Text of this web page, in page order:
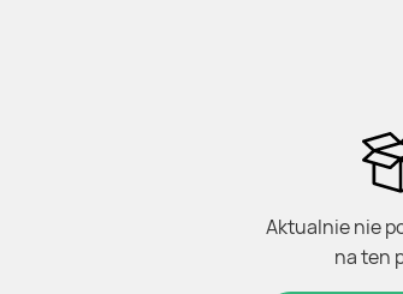
Aktualnie nie
na ten